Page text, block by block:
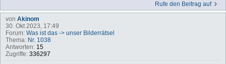
Rufe den Beitrag auf
von Akinom
30. Okt 2023, 17:49
Forum: Was ist das -> unser Bilderrätsel
Thema: Nr. 1038
Antworten: 15
Zugriffe: 336297